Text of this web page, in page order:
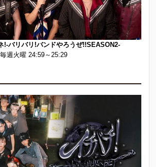
!-バリバリ!バンドやろうぜ!!SEASON2-
週火曜 24:59～25:29